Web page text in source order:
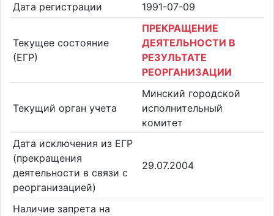
Дата регистрации
1991-07-09
Текущее состояние
(ЕГР)
ПРЕКРАЩЕНИЕ
ДЕЯТЕЛЬНОСТИ В
РЕЗУЛЬТАТЕ
РЕОРГАНИЗАЦИИ
Текущий орган учета
Минский городской
исполнительный
комитет
Дата исключения из ЕГР
(прекращения
деятельности в связи с
реорганизацией)
29.07.2004
Наличие запрета на